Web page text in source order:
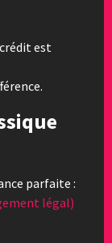
est
parfaite :
légal)